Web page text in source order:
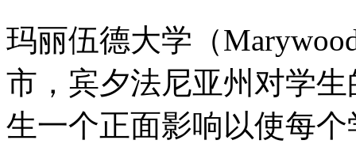
玛丽伍德大学（
市，宾夕法尼亚州对学
生一个正面影响以使每